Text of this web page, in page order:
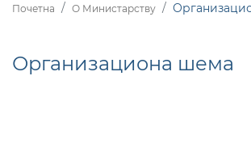
Почетна О Министарству
Организациона шема